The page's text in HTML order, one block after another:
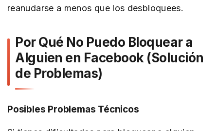
reanudarse a menos que los desbloquees.
Por Qué No Puedo Bloquear a
Alguien en Facebook (Solución
de Problemas)
Posibles Problemas Técnicos